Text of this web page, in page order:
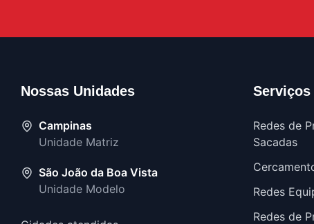
Nossas Unidades
Campinas
Unidade Matriz
São João da Boa Vista
Unidade Modelo
Serviços
Redes de
Sacadas
Redes
Redes de